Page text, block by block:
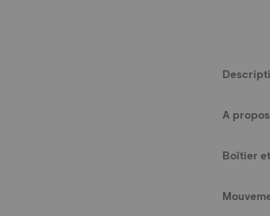
A
Boîtier